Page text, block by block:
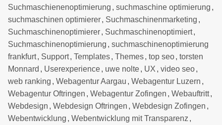
Suchmaschienenoptimierung , suchmaschine optimierung ,
suchmaschinen optimierer, Suchmaschinenmarketing ,
Suchmaschinenoptimierer, Suchmaschinenoptimiert,
Suchmaschinenoptimierung , suchmaschinenoptimierung
frankfurt, Support, Templates, Themes, top seo, torsten
Monnard , Userexperience, uwe nolte, UX , video seo,
web ranking , Webagentur Aargau , Webagentur Luzern ,
Webagentur Oftringen , Webagentur Zofingen , Webauftritt,
Webdesign , Webdesign Oftringen , Webdesign Zofingen ,
Webentwicklung , Webentwicklung mit Transparenz ,